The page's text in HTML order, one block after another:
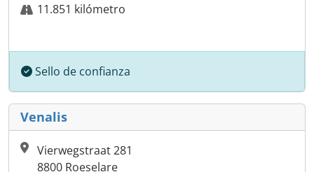
11.851 kilómetro
Sello de confianza
Venalis
Vierwegstraat 281
8800 Roeselare